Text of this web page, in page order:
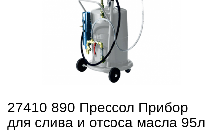
27410 890 Прессол Прибор
для слива и отсоса масла 95л